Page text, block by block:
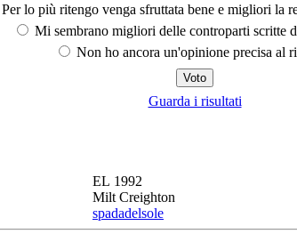
Per lo più ritengo venga sfruttata bene e migliori la
Mi sembrano migliori delle controparti scritte
Non ho ancora un'opinione precisa al
Guarda i risultati
EL 1992
Milt Creighton
spadadelsole